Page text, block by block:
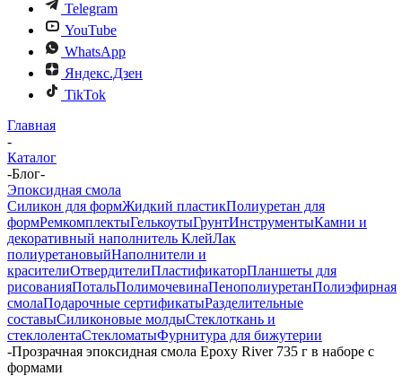
Telegram
YouTube
WhatsApp
Яндекс.Дзен
TikTok
Главная
-
Каталог
-Блог-
Эпоксидная смола
Силикон для формЖидкий пластикПолиуретан для
формРемкомплектыГелькоутыГрунтИнструментыКамни и
декоративный наполнитель КлейЛак
полиуретановыйНаполнители и
красителиОтвердителиПластификаторПланшеты для
рисованияПотальПолимочевинаПенополиуретанПолиэфирная
смолаПодарочные сертификатыРазделительные
составыСиликоновые молдыСтеклоткань и
стеклолентаСтекломатыФурнитура для бижутерии
-Прозрачная эпоксидная смола Epoxy River 735 г в наборе с
формами